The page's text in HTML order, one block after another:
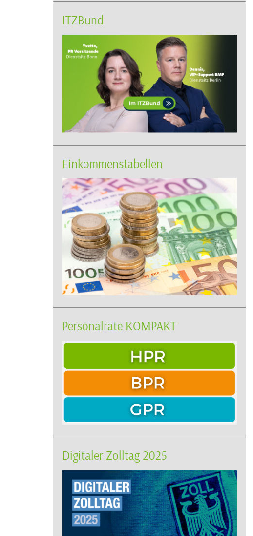
ITZBund
Einkommenstabellen
Personalräte KOMPAKT
Digitaler Zolltag 2025